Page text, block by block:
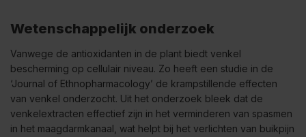
Wetenschappelijk onderzoek
Vanwege de antioxidanten in de plant biedt venkel
bescherming op cellulair niveau. Zo heeft een studie in de
‘Journal of Ethnopharmacology’ de krampstillende effecten
van venkel onderzocht. Uit het onderzoek bleek dat de
venkelextracten effectief zijn in het verminderen van spasmen
in het maagdarmkanaal, wat helpt bij het verlichten van buikpijn